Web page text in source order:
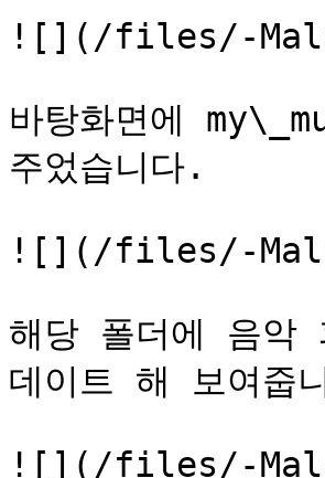
![](/files/-
바탕화면에
주었습니다.
![](/files/-
해당 폴더에 음악
데이트 해 보여줍
![](/files/-